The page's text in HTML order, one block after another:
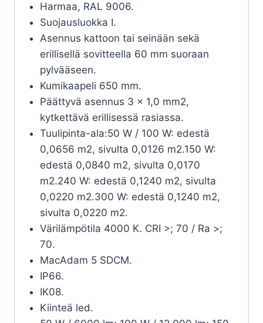
Harmaa, RAL 9006.
Suojausluokka I.
Asennus kattoon tai seinään sekä
erillisellä sovitteella 60 mm suoraan
pylvääseen.
Kumikaapeli 650 mm.
Päättyvä asennus 3 x 1,0 mm2,
kytkettävä erillisessä rasiassa.
Tuulipinta-ala:50 W / 100 W: edestä
0,0656 m2, sivulta 0,0126 m2.150 W:
edestä 0,0840 m2, sivulta 0,0170
m2.240 W: edestä 0,1240 m2, sivulta
0,0220 m2.300 W: edestä 0,1240 m2,
sivulta 0,0220 m2.
Värilämpötila 4000 K. CRI >; 70 / Ra >;
70.
MacAdam 5 SDCM.
IP66.
IK08.
Kiinteä led.